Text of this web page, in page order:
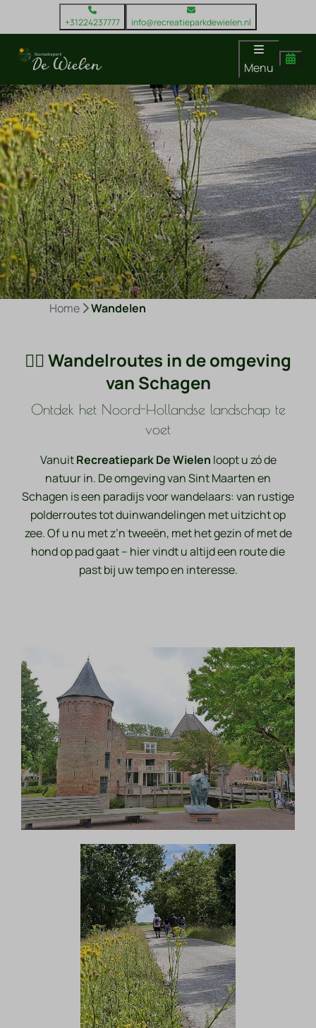
+31224237777 info@recreatieparkdewielen.nl
Menu
Home Wandelen
🚶‍♂️ Wandelroutes in de omgeving
van Schagen
Ontdek het Noord-Hollandse landschap te
voet
VanuitRecreatiepark De Wielen loopt u zó de
natuur in. De omgeving van Sint Maarten en
Schagen is een paradijs voor wandelaars: van rustige
polderroutes tot duinwandelingen met uitzicht op
zee. Of u nu met z’n tweeën, met het gezin of met de
hond op pad gaat – hier vindt u altijd een route die
past bij uw tempo en interesse.